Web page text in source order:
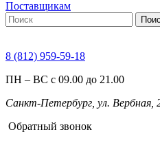
Поставщикам
8 (812) 959-59-18
ПН – ВС с 09.00 до 21.00
Санкт-Петербург, ул. Вербная,
Обратный звонок